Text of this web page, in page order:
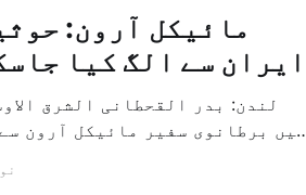
مائیکل آرون:
ایران سے الگ کیا
لندن: بدر القحطانی الشرق
میں برطانوی سفیر مائیکل آرون
کہ کیا ایران کو حوثیوں سے الگ
01